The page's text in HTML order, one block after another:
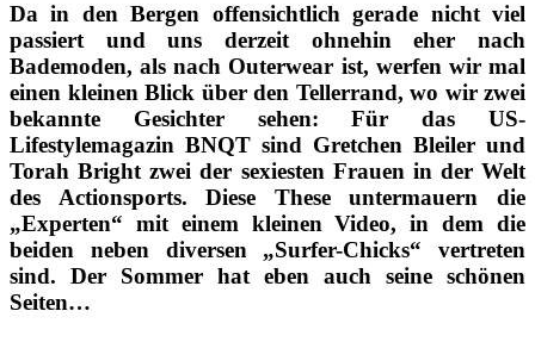
Da in den Bergen offensichtlich gerade nicht viel
passiert und uns derzeit ohnehin eher nach
Bademoden, als nach Outerwear ist, werfen wir mal
einen kleinen Blick über den Tellerrand, wo wir zwei
bekannte Gesichter sehen: Für das US-
Lifestylemagazin BNQT sind Gretchen Bleiler und
Torah Bright zwei der sexiesten Frauen in der Welt
des Actionsports. Diese These untermauern die
„Experten“ mit einem kleinen Video, in dem die
beiden neben diversen „Surfer-Chicks“ vertreten
sind. Der Sommer hat eben auch seine schönen
Seiten…